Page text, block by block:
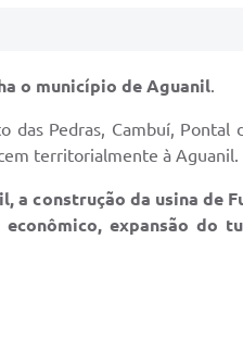
o município de Aguanil.
das Pedras, Cambuí,
territorialmente à Aguanil.
a construção da usina de
expansão